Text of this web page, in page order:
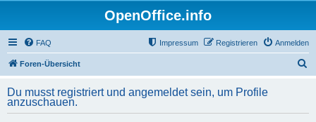
OpenOffice.info
FAQ Anmelden
Registrieren
Impressum
Foren-Übersicht
h
Du musst registriert und angemeldet sein, um Profile
anzuschauen.